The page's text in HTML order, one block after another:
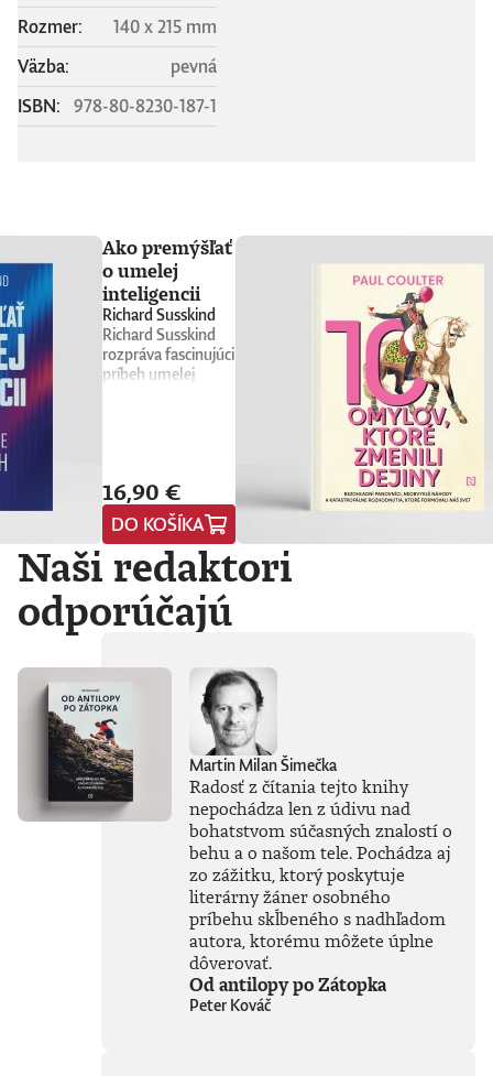
Rozmer:
140 x 215 mm
Väzba:
pevná
ISBN:
978-80-8230-187-1
Ako premýšľať
o umelej
inteligencii
Richard Susskind
Richard Susskind
rozpráva fascinujúci
príbeh umelej
všetko, čo sme si o
nej doteraz mysleli.
Vyvádza umelú
inteligenciu z prísne
strážených
počítačových
laboratórií
technologických
nášho
každodenného
života. Od príchodu
systému ChatGPT
zaplavila verejnosť
vlna záujmu o AI,
no zároveň
zavládol zmätok.
Čo vlastne umelá
inteligencia dokáže
a kde sú jej limity?
Čo nás ešte len
čaká? Je pre ľudstvo
spásou alebo
hrozbou? Susskind
sa nevyhýba ani
16,90 €
DO KOŠÍKA
Naši redaktori
odporúčajú
Martin Milan Šimečka
Radosť z čítania tejto knihy
nepochádza len z údivu nad
bohatstvom súčasných znalostí o
behu a o našom tele. Pochádza aj
zo zážitku, ktorý poskytuje
literárny žáner osobného
príbehu skĺbeného s nadhľadom
autora, ktorému môžete úplne
dôverovať.
Od antilopy po Zátopka
Peter Kováč